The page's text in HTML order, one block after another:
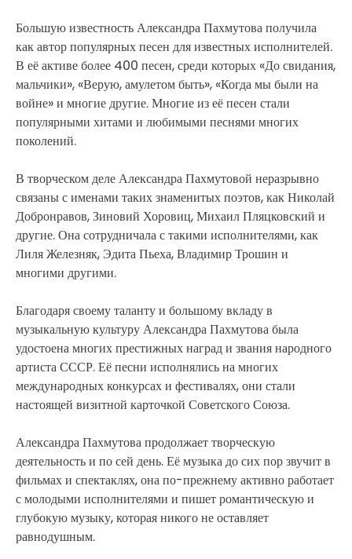
Большую известность Александра Пахмутова получила
как автор популярных песен для известных исполнителей.
В её активе более 400 песен, среди которых «До свидания,
мальчики», «Верую, амулетом быть», «Когда мы были на
войне» и многие другие. Многие из её песен стали
популярными хитами и любимыми песнями многих
поколений.
В творческом деле Александра Пахмутовой неразрывно
связаны с именами таких знаменитых поэтов, как Николай
Добронравов, Зиновий Хоровиц, Михаил Пляцковский и
другие. Она сотрудничала с такими исполнителями, как
Лиля Железняк, Эдита Пьеха, Владимир Трошин и
многими другими.
Благодаря своему таланту и большому вкладу в
музыкальную культуру Александра Пахмутова была
удостоена многих престижных наград и звания народного
артиста СССР. Её песни исполнялись на многих
международных конкурсах и фестивалях, они стали
настоящей визитной карточкой Советского Союза.
Александра Пахмутова продолжает творческую
деятельность и по сей день. Её музыка до сих пор звучит в
фильмах и спектаклях, она по-прежнему активно работает
с молодыми исполнителями и пишет романтическую и
глубокую музыку, которая никого не оставляет
равнодушным.